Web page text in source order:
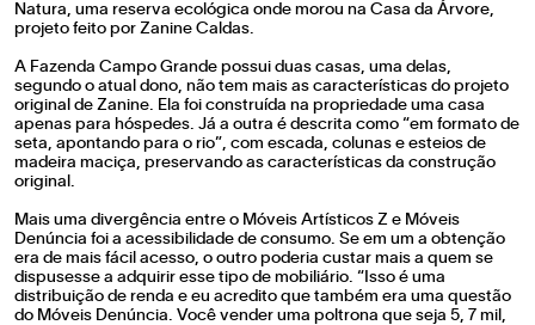
Natura, uma reserva ecológica onde morou na Casa da Árvore,
projeto feito por Zanine Caldas.
A Fazenda Campo Grande possui duas casas, uma delas,
segundo o atual dono, não tem mais as características do projeto
original de Zanine. Ela foi construída na propriedade uma casa
apenas para hóspedes. Já a outra é descrita como “em formato de
seta, apontando para o rio”, com escada, colunas e esteios de
madeira maciça, preservando as características da construção
original.
Mais uma divergência entre o Móveis Artísticos Z e Móveis
Denúncia foi a acessibilidade de consumo. Se em um a obtenção
era de mais fácil acesso, o outro poderia custar mais a quem se
dispusesse a adquirir esse tipo de mobiliário. “Isso é uma
distribuição de renda e eu acredito que também era uma questão
do Móveis Denúncia. Você vender uma poltrona que seja 5, 7 mil,